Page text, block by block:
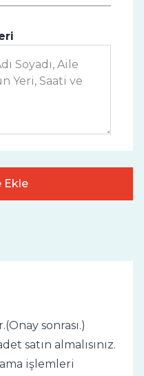
Ekle
sonrası.)
satın almalısınız.
işlemleri